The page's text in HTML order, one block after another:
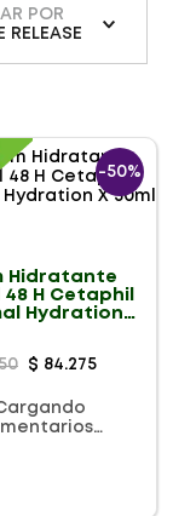
POR
RELEASE
-50%
Hidratante
48 H Cetaphil
Hydration
$ 84.275